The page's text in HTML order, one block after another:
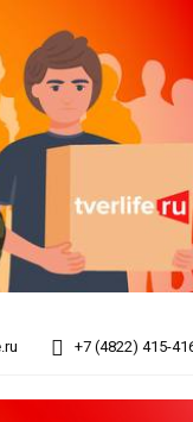
+7 (4822) 415-